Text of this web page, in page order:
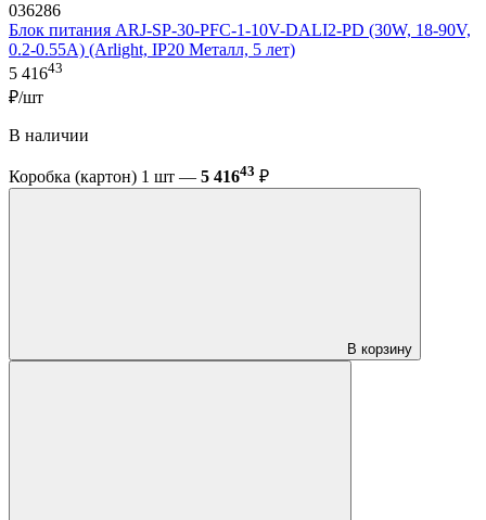
036286
Блок питания ARJ-SP-30-PFC-1-10V-DALI2-PD (30W, 18-90V,
0.2-0.55A) (Arlight, IP20 Металл, 5 лет)
5 41643
₽/шт
В наличии
Коробка (картон) 1 шт — 5 41643 ₽
В корзину